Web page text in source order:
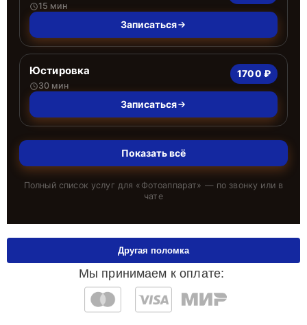
15 мин
Записаться
Юстировка
30 мин
1700 ₽
Записаться
Показать всё
Полный список услуг для « Фотоаппарат» — по звонку или в
чате
Мы принимаем к оплате:
Другая поломка